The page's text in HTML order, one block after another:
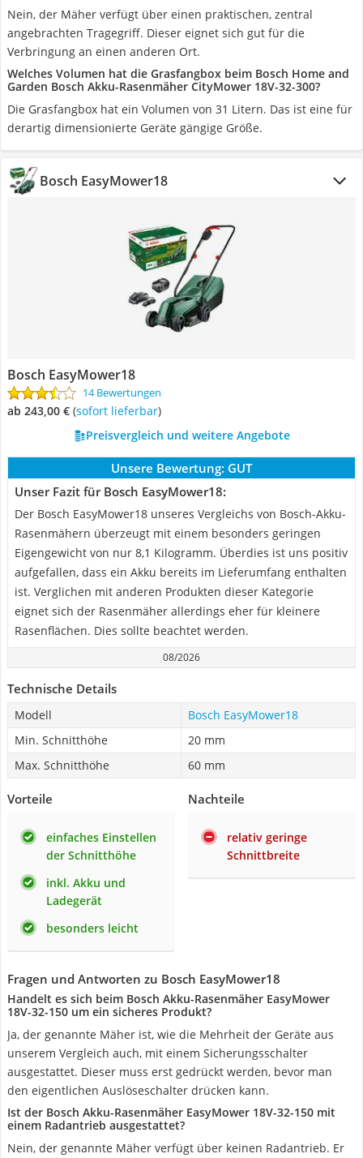
Nein, der Mäher verfügt über einen praktischen, zentral
angebrachten Tragegriff. Dieser eignet sich gut für die
Verbringung an einen anderen Ort.
Welches Volumen hat die Grasfangbox beim Bosch Home and
Garden Bosch Akku-Rasenmäher CityMower 18V-32-300?
Die Grasfangbox hat ein Volumen von 31 Litern. Das ist eine für
derartig dimensionierte Geräte gängige Größe.
Bosch EasyMower18
Bosch EasyMower18
14 Bewertungen
ab 243,00 € ( Sofort lieferbar)
Preisvergleich und weitere Angebote
Unsere Bewertung: GUT
Unser Fazit für Bosch EasyMower18:
Der Bosch EasyMower18 unseres Vergleichs von Bosch-Akku-
Rasenmähern überzeugt mit einem besonders geringen
Eigengewicht von nur 8,1 Kilogramm. Überdies ist uns positiv
aufgefallen, dass ein Akku bereits im Lieferumfang enthalten
ist. Verglichen mit anderen Produkten dieser Kategorie
eignet sich der Rasenmäher allerdings eher für kleinere
Rasenflächen. Dies sollte beachtet werden.
08/2026
Technische Details
Modell
Bosch EasyMower18
Min. Schnitthöhe
20 mm
Max. Schnitthöhe
60 mm
Vorteile
einfaches Einstellen
der Schnitthöhe
inkl. Akku und
Ladegerät
besonders leicht
Nachteile
relativ geringe
Schnittbreite
Fragen und Antworten zu Bosch EasyMower18
Handelt es sich beim Bosch Akku-Rasenmäher EasyMower
18V-32-150 um ein sicheres Produkt?
Ja, der genannte Mäher ist, wie die Mehrheit der Geräte aus
unserem Vergleich auch, mit einem Sicherungsschalter
ausgestattet. Dieser muss erst gedrückt werden, bevor man
den eigentlichen Auslöseschalter drücken kann.
Ist der Bosch Akku-Rasenmäher EasyMower 18V-32-150 mit
einem Radantrieb ausgestattet?
Nein, der genannte Mäher verfügt über keinen Radantrieb. Er